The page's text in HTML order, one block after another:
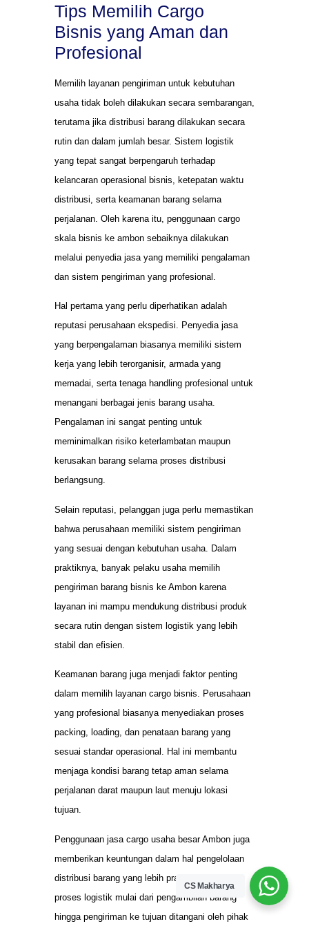
Tips Memilih Cargo
Bisnis yang Aman dan
Profesional
Memilih layanan pengiriman untuk kebutuhan
usaha tidak boleh dilakukan secara sembarangan,
terutama jika distribusi barang dilakukan secara
rutin dan dalam jumlah besar. Sistem logistik
yang tepat sangat berpengaruh terhadap
kelancaran operasional bisnis, ketepatan waktu
distribusi, serta keamanan barang selama
perjalanan. Oleh karena itu, penggunaan cargo
skala bisnis ke ambon sebaiknya dilakukan
melalui penyedia jasa yang memiliki pengalaman
dan sistem pengiriman yang profesional.
Hal pertama yang perlu diperhatikan adalah
reputasi perusahaan ekspedisi. Penyedia jasa
yang berpengalaman biasanya memiliki sistem
kerja yang lebih terorganisir, armada yang
memadai, serta tenaga handling profesional untuk
menangani berbagai jenis barang usaha.
Pengalaman ini sangat penting untuk
meminimalkan risiko keterlambatan maupun
kerusakan barang selama proses distribusi
berlangsung.
Selain reputasi, pelanggan juga perlu memastikan
bahwa perusahaan memiliki sistem pengiriman
yang sesuai dengan kebutuhan usaha. Dalam
praktiknya, banyak pelaku usaha memilih
pengiriman barang bisnis ke Ambon karena
layanan ini mampu mendukung distribusi produk
secara rutin dengan sistem logistik yang lebih
stabil dan efisien.
Keamanan barang juga menjadi faktor penting
dalam memilih layanan cargo bisnis. Perusahaan
yang profesional biasanya menyediakan proses
packing, loading, dan penataan barang yang
sesuai standar operasional. Hal ini membantu
menjaga kondisi barang tetap aman selama
perjalanan darat maupun laut menuju lokasi
tujuan.
Penggunaan jasa cargo usaha besar Ambon juga
memberikan keuntungan dalam hal pengelolaan
distribusi barang yang lebih praktis. Seluruh
proses logistik mulai dari pengambilan barang
hingga pengiriman ke tujuan ditangani oleh pihak
CS Makharya